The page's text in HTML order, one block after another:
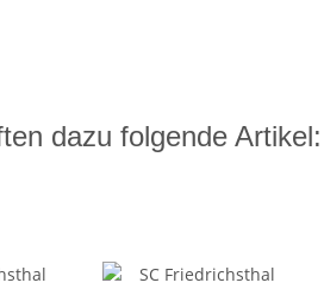
dazu folgende Artikel: